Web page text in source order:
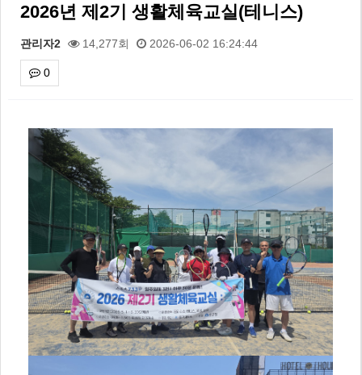
2026년 제2기 생활체육교실(테니스)
관리자2 14,277회 2026-06-02 16:24:44
0